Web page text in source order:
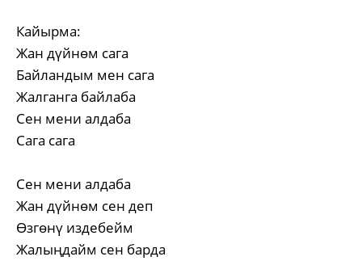
Кайырма:
Жан дүйнөм сага
Байландым мен сага
Жалганга байлаба
Сен мени алдаба
Сага сага
Сен мени алдаба
Жан дүйнөм сен деп
Өзгөнү издебейм
Жалыңдайм сен барда